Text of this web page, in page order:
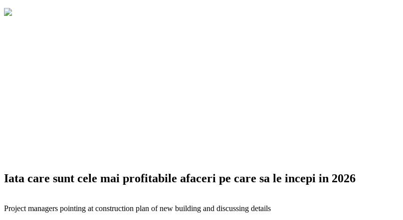
Iata care sunt cele mai profitabile afaceri pe care sa le incepi in 2026
Project managers pointing at construction plan of new building and discussing details